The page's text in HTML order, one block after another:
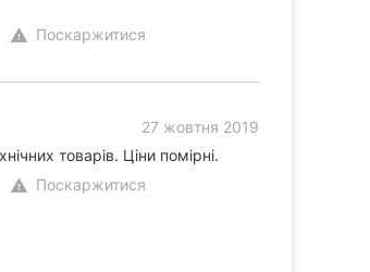
warning Поскаржитися
27 жовтня 2019
товарів. Ціни помірні.
warning Поскаржитися